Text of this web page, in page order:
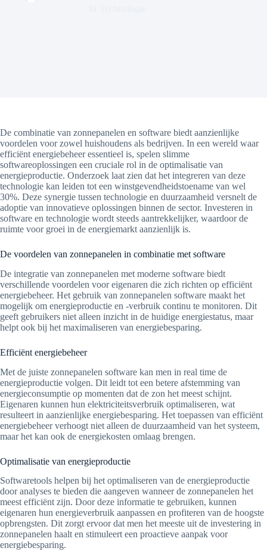
De combinatie van zonnepanelen en software biedt aanzienlijke
voordelen voor zowel huishoudens als bedrijven. In een wereld waar
efficiënt energiebeheer essentieel is, spelen slimme
softwareoplossingen een cruciale rol in de optimalisatie van
energieproductie. Onderzoek laat zien dat het integreren van deze
technologie kan leiden tot een winstgevendheidstoename van wel
30%. Deze synergie tussen technologie en duurzaamheid versnelt de
adoptie van innovatieve oplossingen binnen de sector. Investeren in
software en technologie wordt steeds aantrekkelijker, waardoor de
ruimte voor groei in de energiemarkt aanzienlijk is.
De voordelen van zonnepanelen in combinatie met software
De integratie van zonnepanelen met moderne software biedt
verschillende voordelen voor eigenaren die zich richten op efficiënt
energiebeheer. Het gebruik van zonnepanelen software maakt het
mogelijk om energieproductie en -verbruik continu te monitoren. Dit
geeft gebruikers niet alleen inzicht in de huidige energiestatus, maar
helpt ook bij het maximaliseren van energiebesparing.
Efficiënt energiebeheer
Met de juiste zonnepanelen software kan men in real time de
energieproductie volgen. Dit leidt tot een betere afstemming van
energieconsumptie op momenten dat de zon het meest schijnt.
Eigenaren kunnen hun elektriciteitsverbruik optimaliseren, wat
resulteert in aanzienlijke energiebesparing. Het toepassen van efficiënt
energiebeheer verhoogt niet alleen de duurzaamheid van het systeem,
maar het kan ook de energiekosten omlaag brengen.
Optimalisatie van energieproductie
Softwaretools helpen bij het optimaliseren van de energieproductie
door analyses te bieden die aangeven wanneer de zonnepanelen het
meest efficiënt zijn. Door deze informatie te gebruiken, kunnen
eigenaren hun energieverbruik aanpassen en profiteren van de hoogste
opbrengsten. Dit zorgt ervoor dat men het meeste uit de investering in
zonnepanelen haalt en stimuleert een proactieve aanpak voor
energiebesparing.